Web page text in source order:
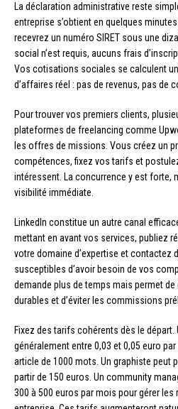
La déclaration administrative reste
entreprise s’obtient en quelques minutes
recevrez un numéro SIRET sous une
social n’est requis, aucuns frais
Vos cotisations sociales se calculent
d’affaires réel : pas de revenus, pas de
Pour trouver vos premiers clients,
plateformes de freelancing comme
les offres de missions. Vous créez un
compétences, fixez vos tarifs et
intéressent. La concurrence y est forte,
visibilité immédiate.
LinkedIn constitue un autre canal
mettant en avant vos services, publiez
votre domaine d’expertise et contactez
susceptibles d’avoir besoin de vos
demande plus de temps mais permet
durables et d’éviter les commissions
Fixez des tarifs cohérents dès le
généralement entre 0,03 et 0,05 euro
article de 1000 mots. Un graphiste peut
partir de 150 euros. Un community
300 à 500 euros par mois pour gérer les